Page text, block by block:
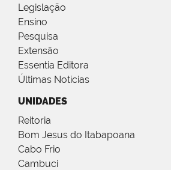
Legislação
Ensino
Pesquisa
Extensão
Essentia Editora
Últimas Notícias
UNIDADES
Reitoria
Bom Jesus do Itabapoana
Cabo Frio
Cambuci